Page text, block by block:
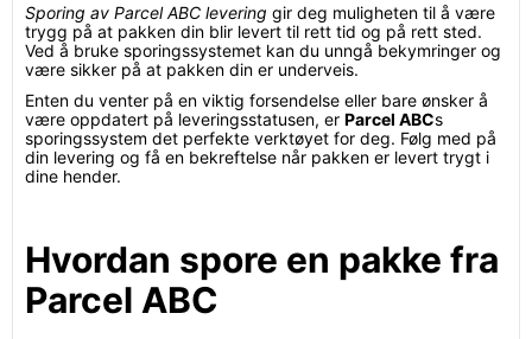
Sporing av Parcel ABC levering gir deg muligheten til å være
trygg på at pakken din blir levert til rett tid og på rett sted.
Ved å bruke sporingssystemet kan du unngå bekymringer og
være sikker på at pakken din er underveis.
Enten du venter på en viktig forsendelse eller bare ønsker å
være oppdatert på leveringsstatusen, er Parcel ABCs
sporingssystem det perfekte verktøyet for deg. Følg med på
din levering og få en bekreftelse når pakken er levert trygt i
dine hender.
Hvordan spore en pakke fra
Parcel ABC